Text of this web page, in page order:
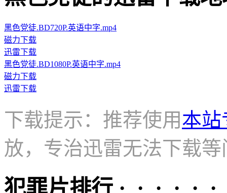
黑色党徒.BD720P.英语中字.mp4
磁力下载
迅雷下载
黑色党徒.BD1080P.英语中字.mp4
磁力下载
迅雷下载
下载提示：推荐使用本站
放，专治迅雷无法下载等